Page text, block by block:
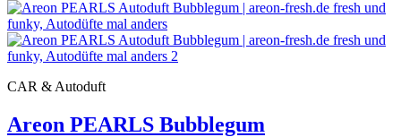
CAR & Autoduft
Areon PEARLS Bubblegum